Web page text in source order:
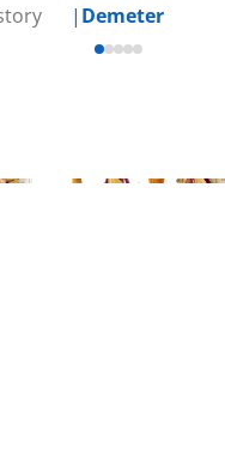
Demeter